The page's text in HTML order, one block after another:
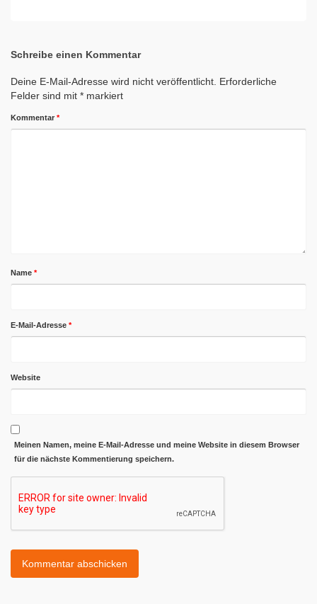
Schreibe einen Kommentar
Deine E-Mail-Adresse wird nicht veröffentlicht. Erforderliche
Felder sind mit * markiert
Kommentar *
Name *
E-Mail-Adresse *
Website
Meinen Namen, meine E-Mail-Adresse und meine Website in diesem Browser
für die nächste Kommentierung speichern.